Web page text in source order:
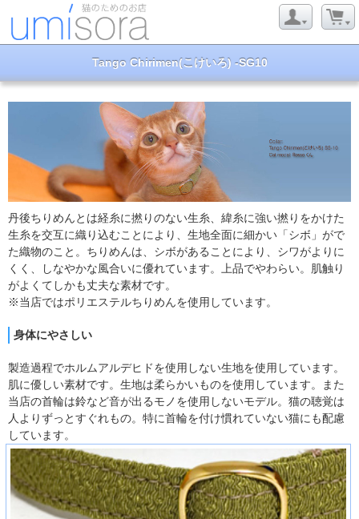
Tango Chirimen(こけいろ) -SG10
丹後ちりめんとは経糸に撚りのない生糸、緯糸に強い撚りをかけた
生糸を交互に織り込むことにより、生地全面に細かい「シボ」がで
た織物のこと。ちりめんは、シボがあることにより、シワがよりに
くく、しなやかな風合いに優れています。上品でやわらい。肌触り
がよくてしかも丈夫な素材です。
※当店ではポリエステルちりめんを使用しています。
身体にやさしい
製造過程でホルムアルデヒドを使用しない生地を使用しています。
肌に優しい素材です。生地は柔らかいものを使用しています。また
当店の首輪は鈴など音が出るモノを使用しないモデル。猫の聴覚は
人よりずっとすぐれもの。特に首輪を付け慣れていない猫にも配慮
しています。